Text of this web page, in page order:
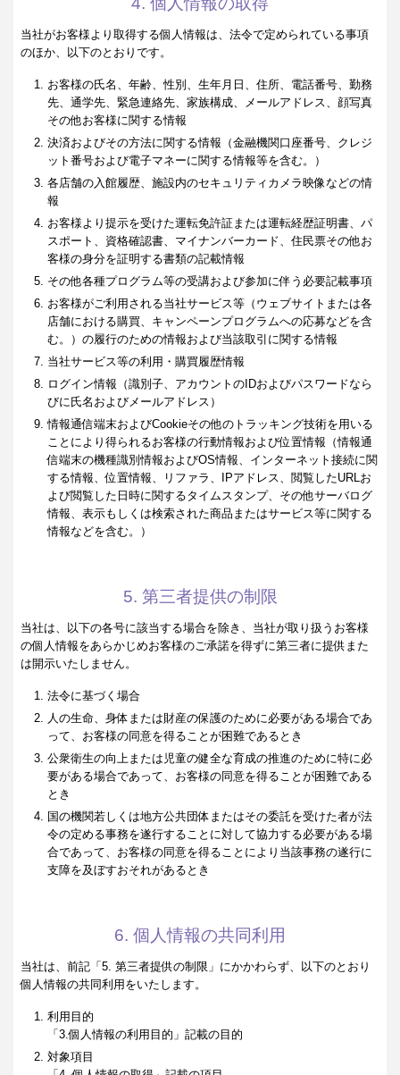
当社がお客様より取得する個人情報は、法令で定められている事項
のほか、以下のとおりです。
お客様の氏名、年齢、性別、生年月日、住所、電話番号、勤務
先、通学先、緊急連絡先、家族構成、メールアドレス、顔写真
その他お客様に関する情報
決済およびその方法に関する情報（金融機関口座番号、クレジ
ット番号および電子マネーに関する情報等を含む。）
各店舗の入館履歴、施設内のセキュリティカメラ映像などの情
報
お客様より提示を受けた運転免許証または運転経歴証明書、パ
スポート、資格確認書、マイナンバーカード、住民票その他お
客様の身分を証明する書類の記載情報
その他各種プログラム等の受講および参加に伴う必要記載事項
お客様がご利用される当社サービス等（ウェブサイトまたは各
店舗における購買、キャンペーンプログラムへの応募などを含
む。）の履行のための情報および当該取引に関する情報
当社サービス等の利用・購買履歴情報
ログイン情報（識別子、アカウントのIDおよびパスワードなら
びに氏名およびメールアドレス）
情報通信端末およびCookieその他のトラッキング技術を用いる
ことにより得られるお客様の行動情報および位置情報（情報通
信端末の機種識別情報およびOS情報、インターネット接続に関
する情報、位置情報、リファラ、IPアドレス、閲覧したURLお
よび閲覧した日時に関するタイムスタンプ、その他サーバログ
情報、表示もしくは検索された商品またはサービス等に関する
情報などを含む。）
5. 第三者提供の制限
当社は、以下の各号に該当する場合を除き、当社が取り扱うお客様
の個人情報をあらかじめお客様のご承諾を得ずに第三者に提供また
は開示いたしません。
法令に基づく場合
人の生命、身体または財産の保護のために必要がある場合であ
って、お客様の同意を得ることが困難であるとき
公衆衛生の向上または児童の健全な育成の推進のために特に必
要がある場合であって、お客様の同意を得ることが困難である
とき
国の機関若しくは地方公共団体またはその委託を受けた者が法
令の定める事務を遂行することに対して協力する必要がある場
合であって、お客様の同意を得ることにより当該事務の遂行に
支障を及ぼすおそれがあるとき
6. 個人情報の共同利用
当社は、前記「5. 第三者提供の制限」にかかわらず、以下のとおり
個人情報の共同利用をいたします。
利用目的
「3.個人情報の利用目的」記載の目的
対象項目